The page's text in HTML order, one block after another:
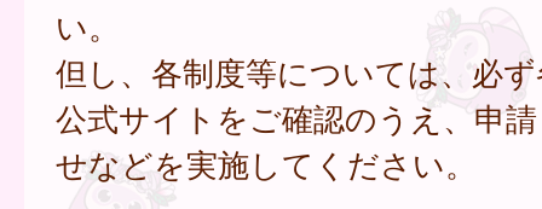
い。
但し、各制度等については、必
公式サイトをご確認のうえ、申
せなどを実施してください。